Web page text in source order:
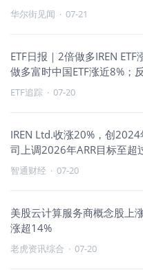
华尔街见闻 · 07-21
ETF日报｜2倍做多IREN
做多富时中国ETF涨近8%；
ETF追踪 · 07-20
IREN Ltd.收涨20%，创
司上调2026年ARR目标至超
智通财经 · 07-20
美股云计算服务商概念股上
涨超14%
老虎资讯综合 · 07-20